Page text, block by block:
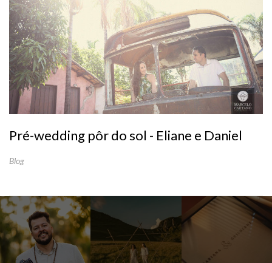
Pré-wedding pôr do sol - Eliane e Daniel
Blog